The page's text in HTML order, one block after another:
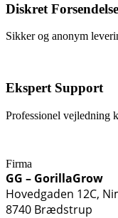
Diskret Forsendelse
Sikker og anonym
Ekspert Support
Professionel vejledning
Firma
GG – GorillaGrow
Hovedgaden 12C,
8740 Brædstrup